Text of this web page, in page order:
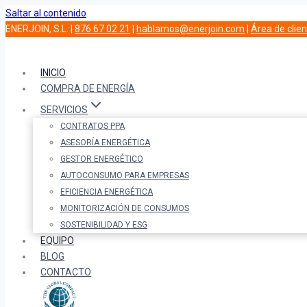
Saltar al contenido
ENERJOIN, S.L. | 876 67 02 21 hablamos@enerjoin.com Área de
INICIO
COMPRA DE ENERGÍA
SERVICIOS
CONTRATOS PPA
ASESORÍA ENERGÉTICA
GESTOR ENERGÉTICO
AUTOCONSUMO PARA EMPRESAS
EFICIENCIA ENERGÉTICA
MONITORIZACIÓN DE CONSUMOS
SOSTENIBILIDAD Y ESG
EQUIPO
BLOG
CONTACTO